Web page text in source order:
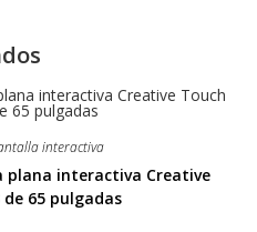
interactiva
plana interactiva Creative
de 65 pulgadas